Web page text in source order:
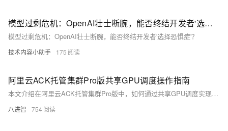
模型过剩危机：OpenAI壮士断腕，能否终结开发者'选择恐惧症'？
模型过剩危机：OpenAI壮士断腕，能否终结开发者'选择恐惧症'？
技术内容小助手 175
阿里云ACK托管集群Pro版共享GPU调度操作指南
本文介绍在阿里云ACK托管集群Pro版中，如何通过共享GPU调度实现显存与算力的精细化分配，涵盖前提条件、使用限制、节点池配置及任务部署全流程，提升GPU资源利用率，适用于AI训练与推理场景。
八进智 754